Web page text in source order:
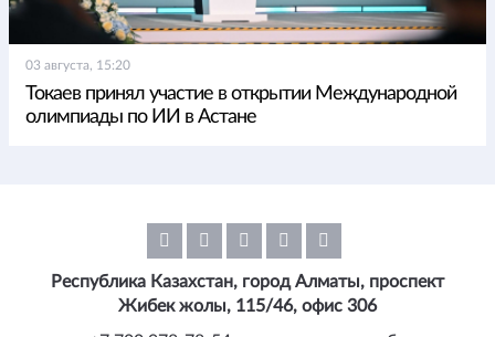
03 августа, 15:20
Токаев принял участие в открытии Международной
олимпиады по ИИ в Астане
Республика Казахстан, город Алматы, проспект
Жибек жолы, 115/46, офис 306